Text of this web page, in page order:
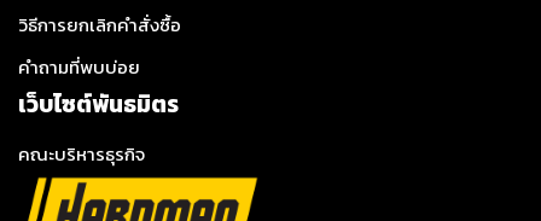
วิธีการยกเลิกคำสั่งซื้อ
คำถามที่พบบ่อย
เว็บไซต์พันธมิตร
คณะบริหารธุรกิจ